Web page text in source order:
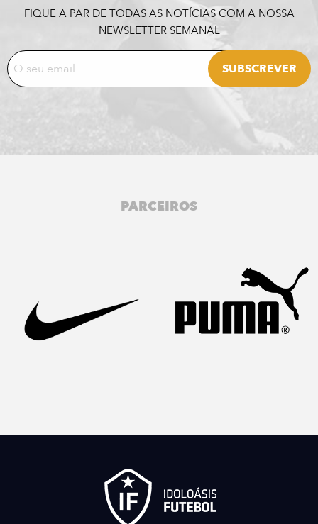
FIQUE A PAR DE TODAS AS NOTÍCIAS COM A NOSSA
NEWSLETTER SEMANAL
PARCEIROS